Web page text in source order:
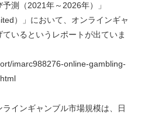
測（2021年～2026年）」
）」において、オンラインギャ
いるというレポートが出ていま
imarc988276-online-gambling-
インギャンブル市場規模は、日